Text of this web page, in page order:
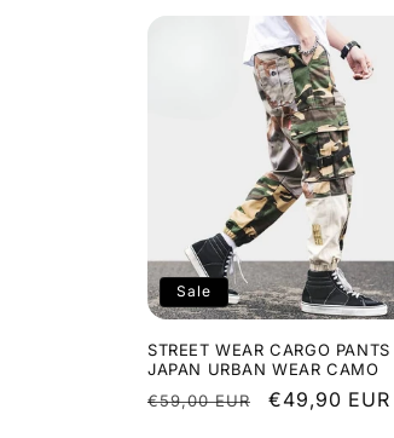
Sale
STREET WEAR CARGO PANTS |
JAPAN URBAN WEAR CAMO
Regular
€59,00 EUR
Sale
€49,90 EUR